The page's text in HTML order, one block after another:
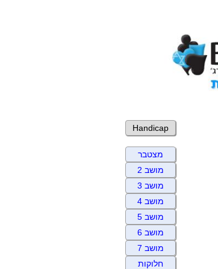
Handicap
מצטבר
מושב 2
מושב 3
מושב 4
מושב 5
מושב 6
מושב 7
חלוקות